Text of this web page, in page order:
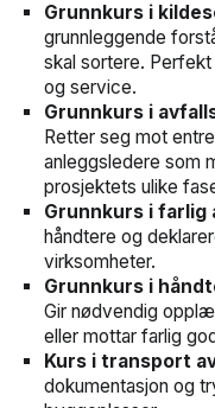
Grunnkurs i
grunnleggende
skal sortere.
og service.
Grunnkurs i
Retter seg mot
anleggsledere som
prosjektets ulike
Grunnkurs i farlig
håndtere og
virksomheter.
Grunnkurs i
Gir nødvendig
eller mottar farlig
Kurs i transport
dokumentasjon og